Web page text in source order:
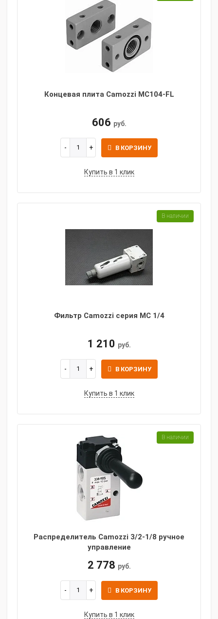
Концевая плита Camozzi MC104-FL
606 руб.
В КОРЗИНУ
Купить в 1 клик
Фильтр Camozzi серия MC 1/4
1 210 руб.
В КОРЗИНУ
Купить в 1 клик
В наличии
Распределитель Camozzi 3/2-1/8 ручное
управление
2 778 руб.
В КОРЗИНУ
Купить в 1 клик
В наличии